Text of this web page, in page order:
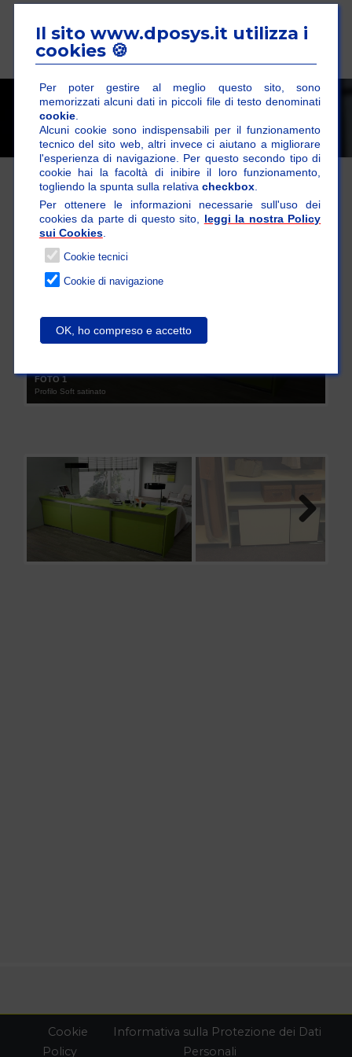
Ante sottotetto
Cookie
Policy
Informativa sulla Protezione dei Dati
Personali
Il sito www.dposys.it utilizza i
cookies 🍪
Per poter gestire al meglio questo sito, sono
memorizzati alcuni dati in piccoli file di testo denominati
cookie.
Alcuni cookie sono indispensabili per il funzionamento
tecnico del sito web, altri invece ci aiutano a migliorare
l'esperienza di navigazione. Per questo secondo tipo di
cookie hai la facoltà di inibire il loro funzionamento,
togliendo la spunta sulla relativa checkbox.
Per ottenere le informazioni necessarie sull'uso dei
cookies da parte di questo sito, leggi la nostra Policy
sui Cookies.
Cookie tecnici
Cookie di navigazione
OK, ho compreso e accetto